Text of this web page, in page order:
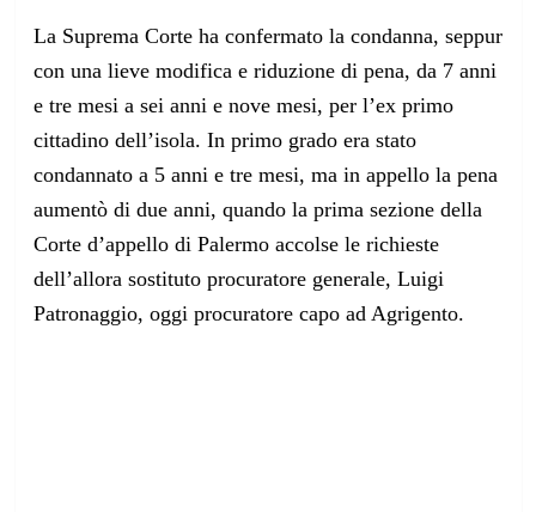
La Suprema Corte ha confermato la condanna, seppur
con una lieve modifica e riduzione di pena, da 7 anni
e tre mesi a sei anni e nove mesi, per l’ex primo
cittadino dell’isola. In primo grado era stato
condannato a 5 anni e tre mesi, ma in appello la pena
aumentò di due anni, quando la prima sezione della
Corte d’appello di Palermo accolse le richieste
dell’allora sostituto procuratore generale, Luigi
Patronaggio, oggi procuratore capo ad Agrigento.